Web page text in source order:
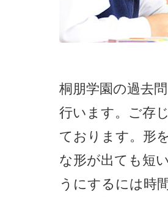
桐朋学園の過去
行います。ご存
ております。形
な形が出ても短
うにするには時